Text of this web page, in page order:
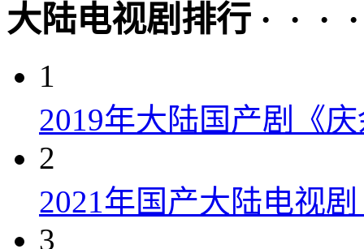
大陆电视剧排行 · · ·
1
2019年大陆国产剧《
2
2021年国产大陆电视
3